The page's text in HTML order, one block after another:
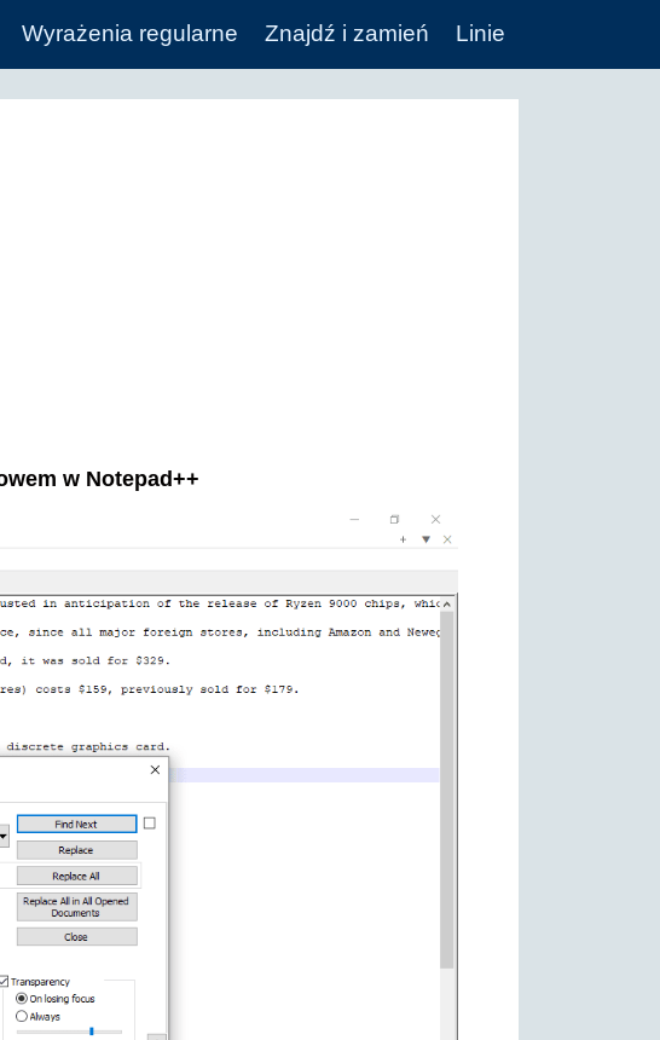
Wyrażenia regularne Znajdź i zamień Linie
w Notepad++